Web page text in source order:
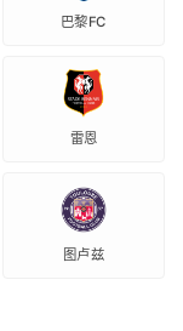
巴黎FC
雷恩
图卢兹